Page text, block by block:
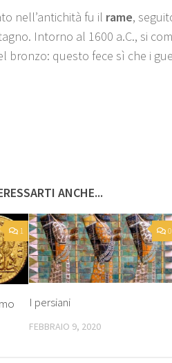
nell’antichità fu il rame,
Intorno al 1600 a.C., si
bronzo: questo fece sì che i
ANCHE...
1 0
I persiani
FEBBRAIO 9, 2020